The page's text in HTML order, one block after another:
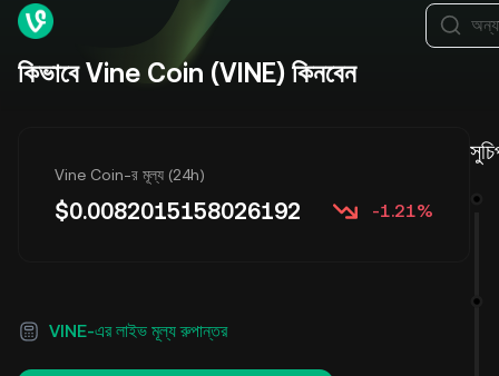
কিভাবে Vine Coin (VINE) কিনবেন
Vine Coin-র মূল্য (24h)
$0.0082015158026192 -1.21%
VINE-এর লাইভ মূল্য রুপান্তর